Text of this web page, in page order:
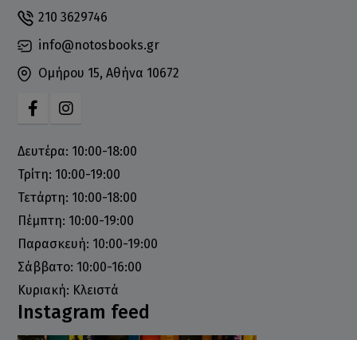
210 3629746
info@notosbooks.gr
Ομήρου 15, Αθήνα 10672
Δευτέρα: 10:00-18:00
Τρίτη: 10:00-19:00
Τετάρτη: 10:00-18:00
Πέμπτη: 10:00-19:00
Παρασκευή: 10:00-19:00
Σάββατο: 10:00-16:00
Κυριακή: Κλειστά
Instagram feed